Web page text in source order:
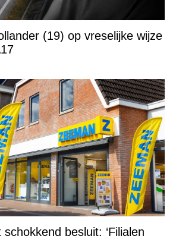
(19) op vreselijke wijze
besluit: ‘Filialen